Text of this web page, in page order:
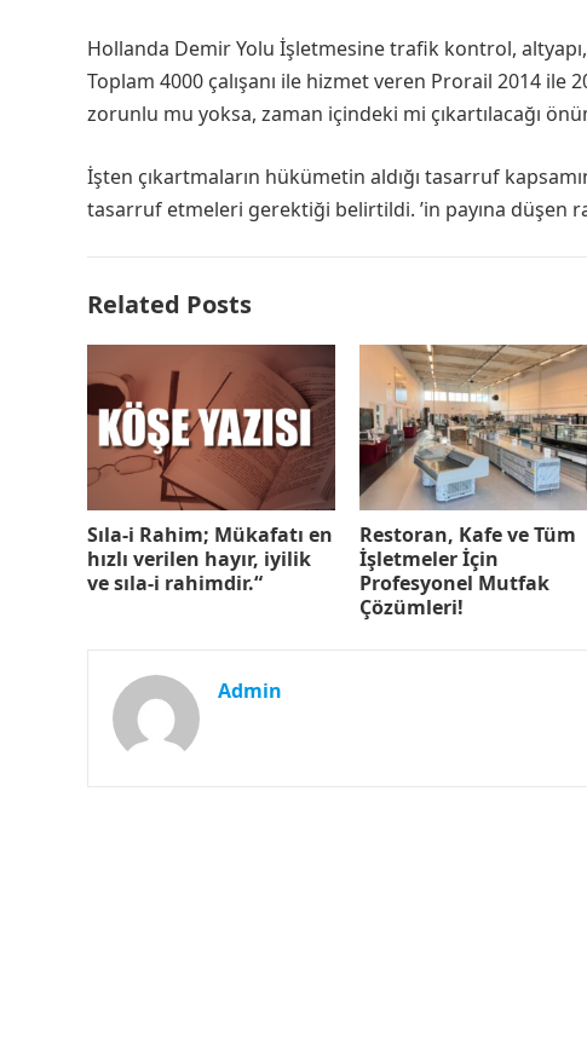
Hollanda Demir Yolu İşletmesine trafik kontrol,
Toplam 4000 çalışanı ile hizmet veren Prorail 2014 ile
zorunlu mu yoksa, zaman içindeki mi çıkartılacağı
İşten çıkartmaların hükümetin aldığı tasarruf
tasarruf etmeleri gerektiği belirtildi. ’in payına düşen
Related Posts
Sıla-i Rahim; Mükafatı en
hızlı verilen hayır, iyilik
ve sıla-i rahimdir.“
Restoran, Kafe ve Tüm
İşletmeler İçin
Profesyonel Mutfak
Çözümleri!
Admin